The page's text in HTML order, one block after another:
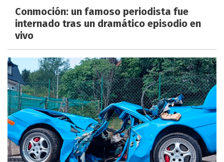
Conmoción: un famoso periodista fue
internado tras un dramático episodio en
vivo